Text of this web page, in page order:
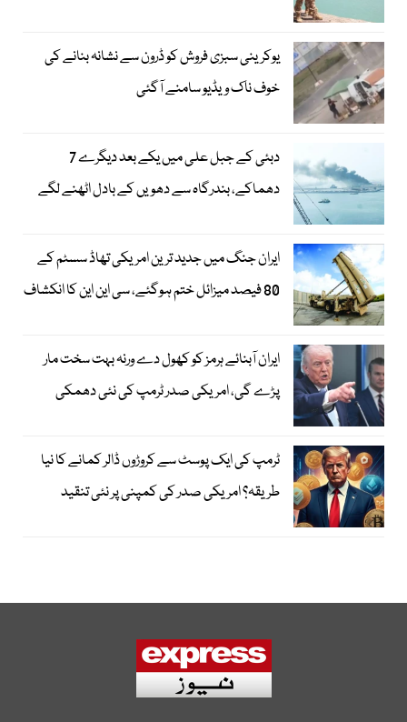
یوکرینی سبزی فروش کو ڈرون سے نشانہ بنانے کی
خوف ناک ویڈیو سامنے آگئی
دبئی کے جبل علی میں یکے بعد دیگرے 7
دھماکے، بندرگاہ سے دھویں کے بادل اٹھنے لگے
ایران جنگ میں جدید ترین امریکی تھاڈ سسٹم کے
80 فیصد میزائل ختم ہوگئے، سی این این کا انکشاف
ایران آبنائے ہرمز کو کھول دے ورنہ بہت سخت مار
پڑے گی، امریکی صدر ٹرمپ کی نئی دھمکی
ٹرمپ کی ایک پوسٹ سے کروڑوں ڈالر کمانے کا نیا
طریقہ؟ امریکی صدر کی کمپنی پر نئی تنقید